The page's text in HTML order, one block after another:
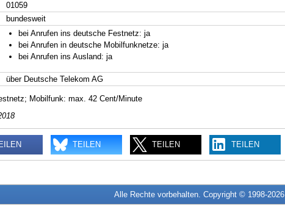
01059
bundesweit
bei Anrufen ins deutsche Festnetz: ja
bei Anrufen in deutsche Mobilfunknetze: ja
bei Anrufen ins Ausland: ja
über Deutsche Telekom AG
Mobilfunk: max. 42 Cent/Minute
TEILEN TEILEN TEILEN
Alle Rechte vorbehalten. Copyright © 1998-2026